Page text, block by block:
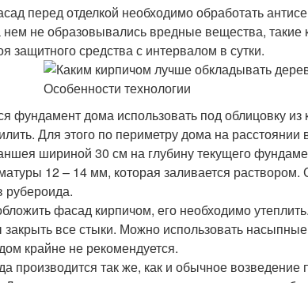
перед отделкой необходимо обработать
не образовывались вредные вещества, такие
защитного средства с интервалом в сутки.
фундамент дома использовать под облицовку из
Для этого по периметру дома на расстоянии
шириной 30 см на глубину текущего
12 – 14 мм, которая заливается раствором.
рубероида.
фасад кирпичом, его необходимо
закрыть все стыки. Можно использовать
крайне не рекомендуется.
производится так же, как и обычное